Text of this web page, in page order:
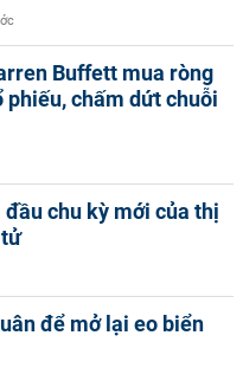
Buffett mua ròng
phiếu, chấm dứt chuỗi
đầu chu kỳ mới của thị
để mở lại eo biển